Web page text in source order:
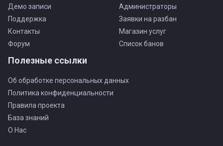
Демо записи
Поддержка
Контакты
Форум
Администраторы
Заявки на разбан
Магазин услуг
Список банов
Полезные ссылки
Об обработке персональных данных
Политика конфиденциальности
Правила проекта
База знаний
О Нас